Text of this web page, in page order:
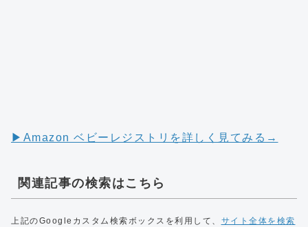
▶︎Amazon ベビーレジストリを詳しく見てみる→
関連記事の検索はこちら
上記のGoogleカスタム検索ボックスを利用して、 サイト全体を検索